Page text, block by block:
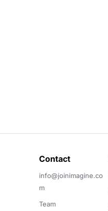
Contact
info@joinimagine.co
m
Team